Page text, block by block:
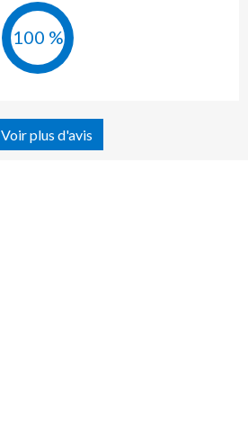
100 %
Voir plus d'avis